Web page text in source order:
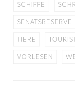
SCHIFFE
SENATSRESERVE
TIERE
VORLESEN